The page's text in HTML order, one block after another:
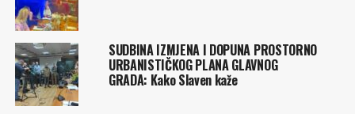
SUDBINA IZMJENA I DOPUNA PROSTORNO
URBANISTIČKOG PLANA GLAVNOG
GRADA: Kako Slaven kaže